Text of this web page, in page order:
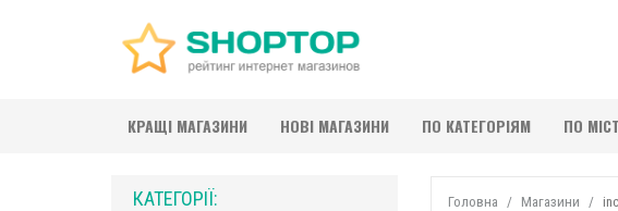
КРАЩІ МАГАЗИНИ НОВІ МАГАЗИНИ ПО КАТЕГОРІЯМ ПО
КАТЕГОРІЇ: Головна Магазини